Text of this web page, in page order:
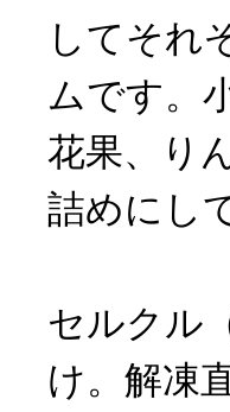
してそれ
ムです。
花果、り
詰めにし
セルクル
け。解凍